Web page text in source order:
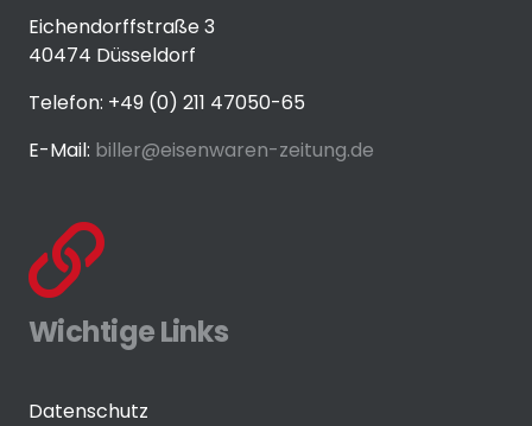
Eichendorffstraße 3
40474 Düsseldorf
Telefon: +49 (0) 211 47050-65
E-Mail: biller@eisenwaren-zeitung.de
Wichtige Links
Datenschutz